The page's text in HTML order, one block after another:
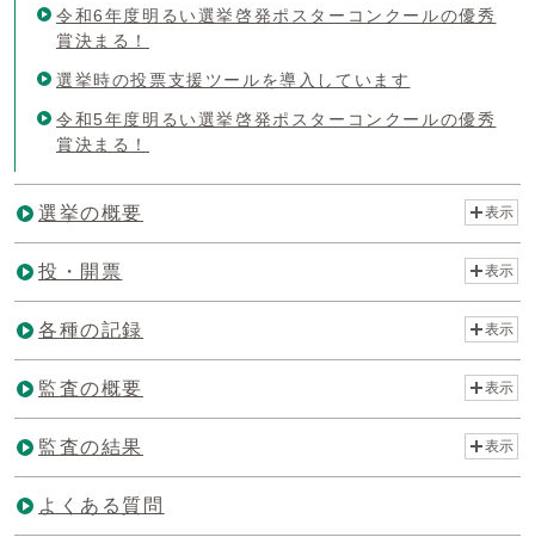
令和6年度明るい選挙啓発ポスターコンクールの優秀
賞決まる！
選挙時の投票支援ツールを導入しています
令和5年度明るい選挙啓発ポスターコンクールの優秀
賞決まる！
選挙の概要 表示
投・開票 表示
各種の記録 表示
監査の概要 表示
監査の結果 表示
よくある質問